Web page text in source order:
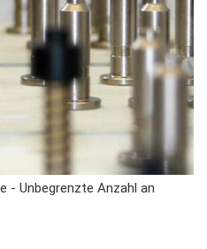
- Unbegrenzte Anzahl an